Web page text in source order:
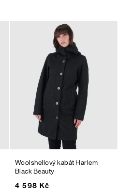
Woolshellový kabát Harlem
Black Beauty
4 598 Kč